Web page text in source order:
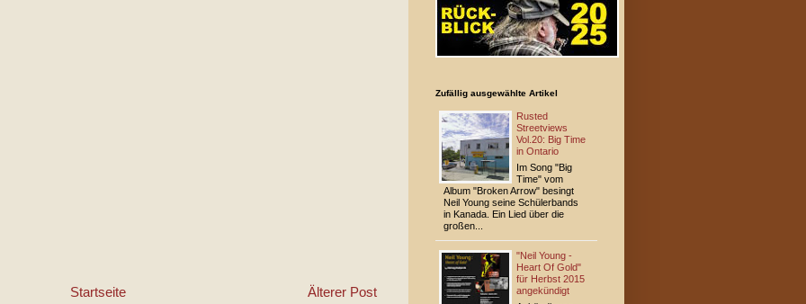
Älterer Post
Startseite
Zufällig ausgewählte Artikel
Rusted
Streetviews
Vol.20: Big Time
in Ontario
Im Song "Big
Time" vom
Album "Broken Arrow" besingt
Neil Young seine Schülerbands
in Kanada. Ein Lied über die
großen...
"Neil Young -
Heart Of Gold"
für Herbst 2015
angekündigt